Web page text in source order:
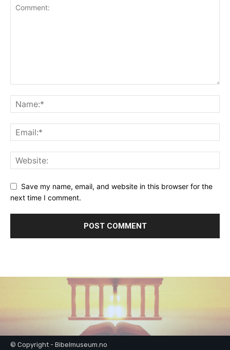
Save my name, email, and website in this browser for the
next time I comment.
© Copyright - Bibelmuseum.no